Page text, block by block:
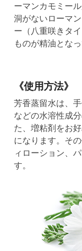
ーマンカモミー
洞がないローマ
ー（八重咲きタ
ものが精油とな
《使用方法》
芳香蒸留水は、
などの水溶性成
た、増粘剤をお
になります。そ
ィローション、
す。